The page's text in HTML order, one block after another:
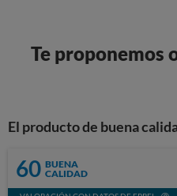
Te proponemos
El producto de buena
60 BUENA
CALIDAD